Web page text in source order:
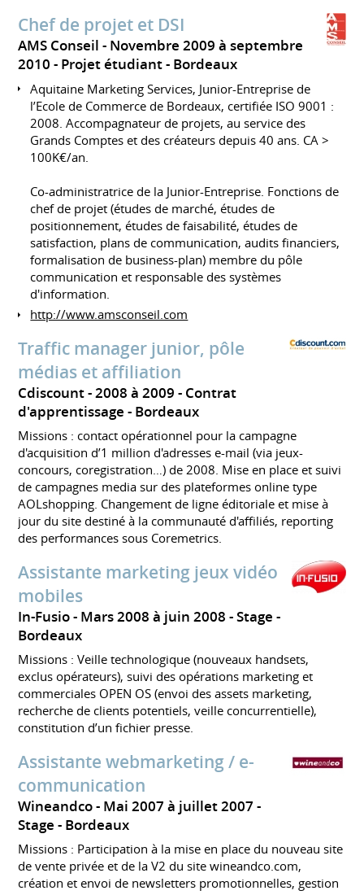
Chef de projet et DSI
AMS Conseil
Novembre 2009 à septembre
2010 Projet étudiant Bordeaux
Aquitaine Marketing Services, Junior-Entreprise de
l’Ecole de Commerce de Bordeaux, certifiée ISO 9001 :
2008. Accompagnateur de projets, au service des
Grands Comptes et des créateurs depuis 40 ans. CA >
100K€/an.
Co-administratrice de la Junior-Entreprise. Fonctions de
chef de projet (études de marché, études de
positionnement, études de faisabilité, études de
satisfaction, plans de communication, audits financiers,
formalisation de business-plan) membre du pôle
communication et responsable des systèmes
d'information.
http://www.amsconseil.com
Traffic manager junior, pôle
médias et affiliation
Cdiscount 2008 à 2009 Contrat
d'apprentissage
Bordeaux
Missions : contact opérationnel pour la campagne
d'acquisition d’1 million d'adresses e-mail (via jeux-
concours, coregistration…) de 2008. Mise en place et suivi
de campagnes media sur des plateformes online type
AOLshopping. Changement de ligne éditoriale et mise à
jour du site destiné à la communauté d'affiliés, reporting
des performances sous Coremetrics.
Assistante marketing jeux vidéo
mobiles
In-Fusio Mars 2008 à juin 2008 Stage
Bordeaux
Missions : Veille technologique (nouveaux handsets,
exclus opérateurs), suivi des opérations marketing et
commerciales OPEN OS (envoi des assets marketing,
recherche de clients potentiels, veille concurrentielle),
constitution d’un fichier presse.
Assistante webmarketing / e-
communication
Wineandco
Mai 2007 à juillet 2007
Stage
Bordeaux
Missions : Participation à la mise en place du nouveau site
de vente privée et de la V2 du site wineandco.com,
création et envoi de newsletters promotionnelles, gestion